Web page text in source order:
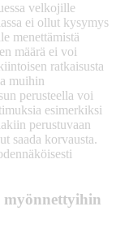
velkojille
ei ollut kysymys
menettämistä
määrä ei voi
ratkaisusta
muihin
perusteella voi
esimerkiksi
perustuvaan
saada korvausta.
myönnettyihin